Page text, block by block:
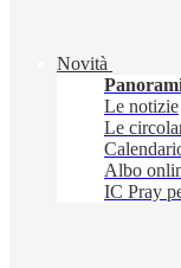
Novità
Le notizie
Le
Albo
IC Pray